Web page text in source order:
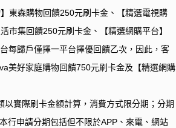
東森購物回饋250元刷卡金、【精選電視購
市集回饋250元刷卡金、【精選網購平台】
每歸戶僅擇一平台擇優回饋乙次，因此，客
美好家庭購物回饋750元刷卡金及【精選網購
實際刷卡金額計算，消費方式限分期；分期
行申請分期包括但不限於APP 、來電、網站